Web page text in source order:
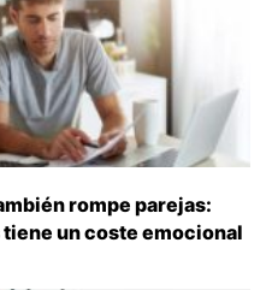
rompe parejas:
un coste emocional